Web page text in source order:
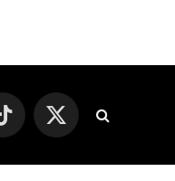
TikTok
X
(Twitter)